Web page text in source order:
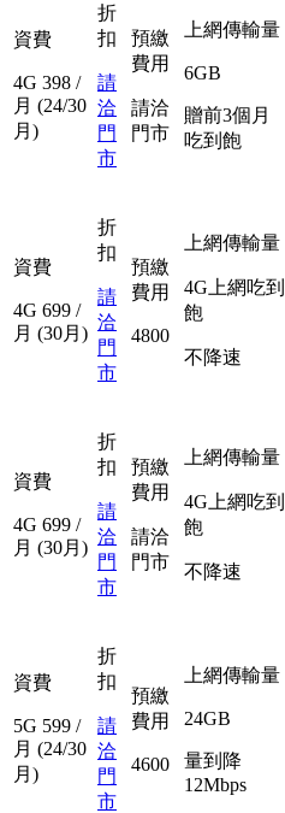
資費
4G 398 /
月 (24/30
月)
折
扣
請
洽
門
市
預繳
費用
請洽
門市
上網傳輸量
6GB
贈前3個月
吃到飽
資費
4G 699 /
月 (30月)
折
扣
請
洽
門
市
預繳
費用
4800
上網傳輸量
4G上網吃到
飽
不降速
資費
4G 699 /
月 (30月)
折
扣
請
洽
門
市
預繳
費用
請洽
門市
上網傳輸量
4G上網吃到
飽
不降速
資費
5G 599 /
月 (24/30
月)
折
扣
請
洽
門
市
預繳
費用
4600
上網傳輸量
24GB
量到降
12Mbps